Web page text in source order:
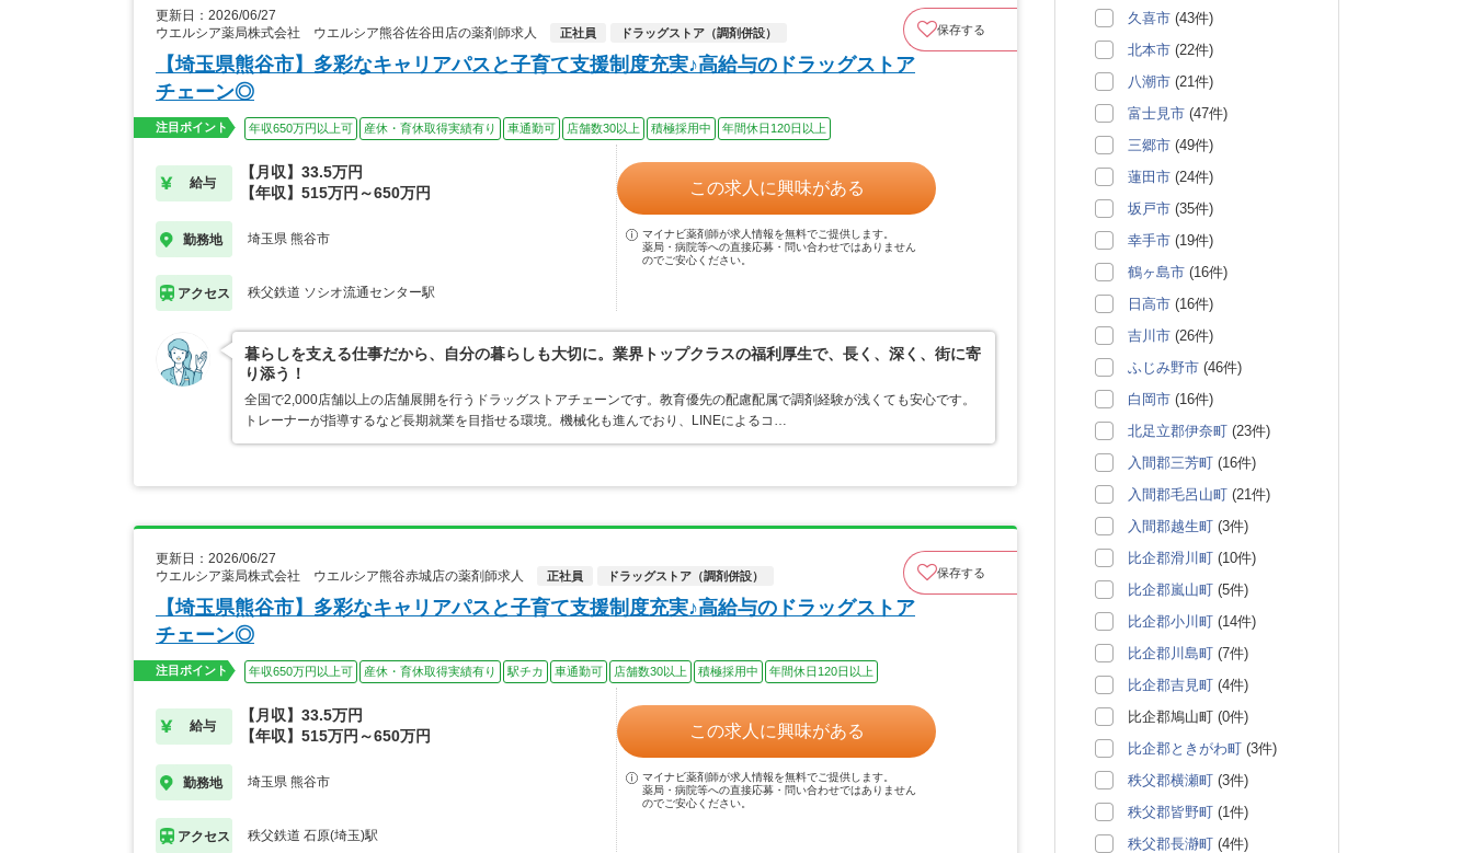
更新日：2026/06/27
ウエルシア薬局株式会社 ウエルシア熊谷佐谷田店の薬剤師求人
正社員 ドラッグストア（調剤併設） 保存する
【埼玉県熊谷市】多彩なキャリアパスと子育て支援制度充実♪高給与のドラッグストア
チェーン◎
注目ポイント 年収650万円以上可 産休・育休取得実績有り 車通勤可 店舗数30以上 積極採用中 年間休日120日以上
給与
【月収】33.5万円
【年収】515万円～650万円
勤務地 埼玉県 熊谷市
アクセス 秩父鉄道 ソシオ流通センター駅
この求人に興味がある
マイナビ薬剤師が求人情報を無料でご提供します。
薬局・病院等への直接応募・問い合わせではありません
のでご安心ください。
暮らしを支える仕事だから、自分の暮らしも大切に。業界トップクラスの福利厚生で、長く、深く、街に寄
り添う！
全国で2,000店舗以上の店舗展開を行うドラッグストアチェーンです。教育優先の配慮配属で調剤経験が浅くても安心です。
トレーナーが指導するなど長期就業を目指せる環境。機械化も進んでおり、LINEによるコ…
更新日：2026/06/27
ウエルシア薬局株式会社 ウエルシア熊谷赤城店の薬剤師求人
正社員 ドラッグストア（調剤併設） 保存する
【埼玉県熊谷市】多彩なキャリアパスと子育て支援制度充実♪高給与のドラッグストア
チェーン◎
注目ポイント 年収650万円以上可 産休・育休取得実績有り 駅チカ 車通勤可 店舗数30以上 積極採用中 年間休日120日以上
給与
【月収】33.5万円
【年収】515万円～650万円
勤務地 埼玉県 熊谷市
アクセス 秩父鉄道 石原(埼玉)駅
この求人に興味がある
マイナビ薬剤師が求人情報を無料でご提供します。
薬局・病院等への直接応募・問い合わせではありません
のでご安心ください。
久喜市 (43件)
北本市 (22件)
八潮市 (21件)
富士見市 (47件)
三郷市 (49件)
蓮田市 (24件)
坂戸市 (35件)
幸手市 (19件)
鶴ヶ島市 (16件)
日高市 (16件)
吉川市 (26件)
ふじみ野市 (46件)
白岡市 (16件)
北足立郡伊奈町 (23件)
入間郡三芳町 (16件)
入間郡毛呂山町 (21件)
入間郡越生町 (3件)
比企郡滑川町 (10件)
比企郡嵐山町 (5件)
比企郡小川町 (14件)
比企郡川島町 (7件)
比企郡吉見町 (4件)
比企郡鳩山町 (0件)
比企郡ときがわ町 (3件)
秩父郡横瀬町 (3件)
秩父郡皆野町 (1件)
秩父郡長瀞町 (4件)